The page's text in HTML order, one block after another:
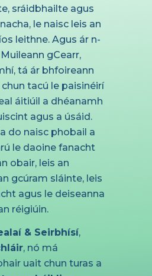
sráidbhailte agus
le naisc leis an
leithne. Agus ár n-
gCearr,
tá ár bhfoireann
tacú le paisinéirí
áitiúil a dhéanamh
agus a úsáid.
do naisc phobail a
le daoine fanacht
obair, leis an
gcúram sláinte, leis
agus le deiseanna
réigiúin.
& Seirbhísí,
, nó má
uait chun turas a